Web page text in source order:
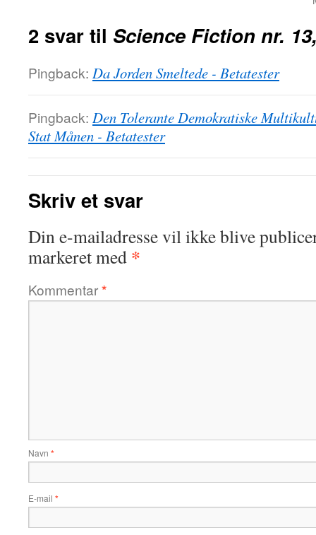
2 svar til Science Fiction nr.
Pingback: Da Jorden Smeltede - Betatester
Pingback: Den Tolerante Demokratiske
Stat Månen - Betatester
Skriv et svar
Din e-mailadresse vil ikke blive
markeret med *
Kommentar*
Navn *
E-mail *